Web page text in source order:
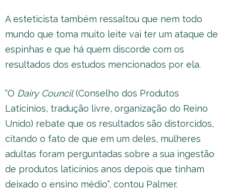
A esteticista também ressaltou que nem todo
mundo que toma muito leite vai ter um ataque de
espinhas e que há quem discorde com os
resultados dos estudos mencionados por ela.
“O Dairy Council(Conselho dos Produtos
Laticínios, tradução livre, organização do Reino
Unido) rebate que os resultados são distorcidos,
citando o fato de que em um deles, mulheres
adultas foram perguntadas sobre a sua ingestão
de produtos laticínios anos depois que tinham
deixado o ensino médio”, contou Palmer.